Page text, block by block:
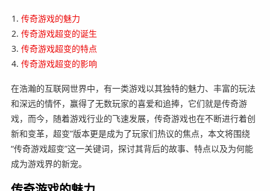
传奇游戏的魅力
传奇游戏超变的诞生
传奇游戏超变的特点
传奇游戏超变的影响
在浩瀚的互联网世界中，有一类游戏以其独特的魅力、丰富的玩法
和深远的情怀，赢得了无数玩家的喜爱和追捧，它们就是传奇游
戏，而今，随着游戏行业的飞速发展，传奇游戏也在不断进行着创
新和变革，超变”版本更是成为了玩家们热议的焦点，本文将围绕
“传奇游戏超变”这一关键词，探讨其背后的故事、特点以及为何能
成为游戏界的新宠。